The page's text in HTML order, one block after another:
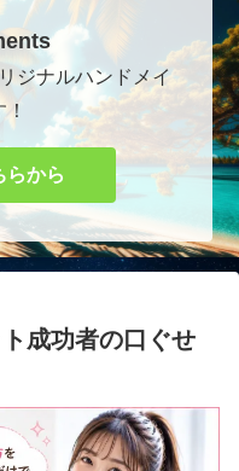
ジナルハンドメイ
らから
成功者の口ぐせ